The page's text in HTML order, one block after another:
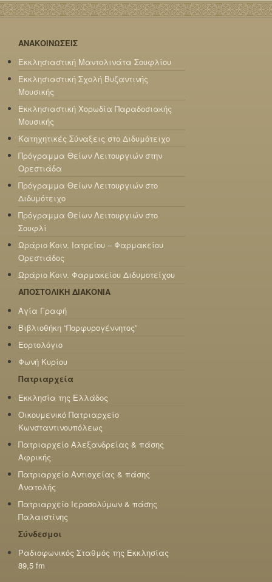
ΑΝΑΚΟΙΝΩΣΕΙΣ
Εκκλησιαστική Μαντολινάτα Σουφλίου
Εκκλησιαστική Σχολή Βυζαντινής
Μουσικής
Εκκλησιαστική Χορωδία Παραδοσιακής
Μουσικής
Κατηχητικές Σύναξεις στο Διδυμότειχο
Πρόγραμμα Θείων Λειτουργιών στην
Ορεστιάδα
Πρόγραμμα Θείων Λειτουργιών στο
Διδυμότειχο
Πρόγραμμα Θείων Λειτουργιών στο
Σουφλί
Ωράριο Κοιν. Ιατρείου – Φαρμακείου
Ορεστιάδος
Ωράριο Κοιν. Φαρμακείου Διδυμοτείχου
ΑΠΟΣΤΟΛΙΚΗ ΔΙΑΚΟΝΙΑ
Αγία Γραφή
Βιβλιοθήκη “Πορφυρογέννητος”
Εορτολόγιο
Φωνή Κυρίου
Πατριαρχεία
Εκκλησία της Ελλάδος
Οικουμενικό Πατριαρχείο
Κωνσταντινουπόλεως
Πατριαρχείο Αλεξανδρείας & πάσης
Αφρικής
Πατριαρχείο Αντιοχείας & πάσης
Ανατολής
Πατριαρχείο Ιεροσολύμων & πάσης
Παλαιστίνης
Σύνδεσμοι
Ραδιοφωνικός Σταθμός της Εκκλησίας
89,5 fm